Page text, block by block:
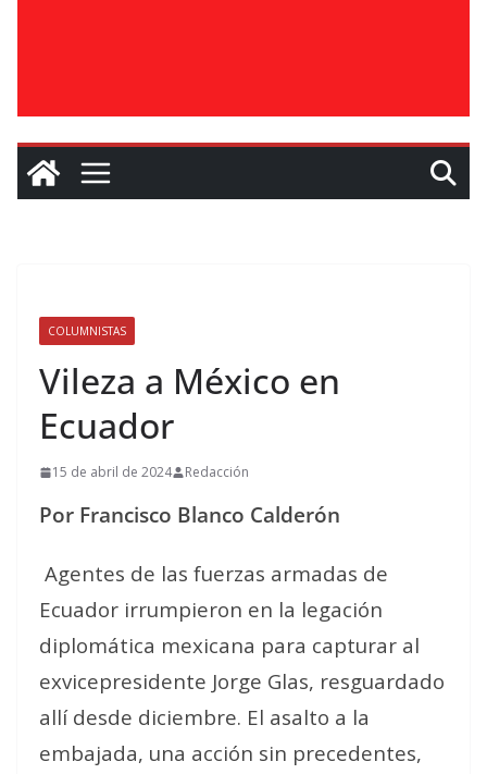
COLUMNISTAS
Vileza a México en
Ecuador
15 de abril de 2024 Redacción
Por Francisco Blanco Calderón
Agentes de las fuerzas armadas de
Ecuador irrumpieron en la legación
diplomática mexicana para capturar al
exvicepresidente Jorge Glas, resguardado
allí desde diciembre. El asalto a la
embajada, una acción sin precedentes,